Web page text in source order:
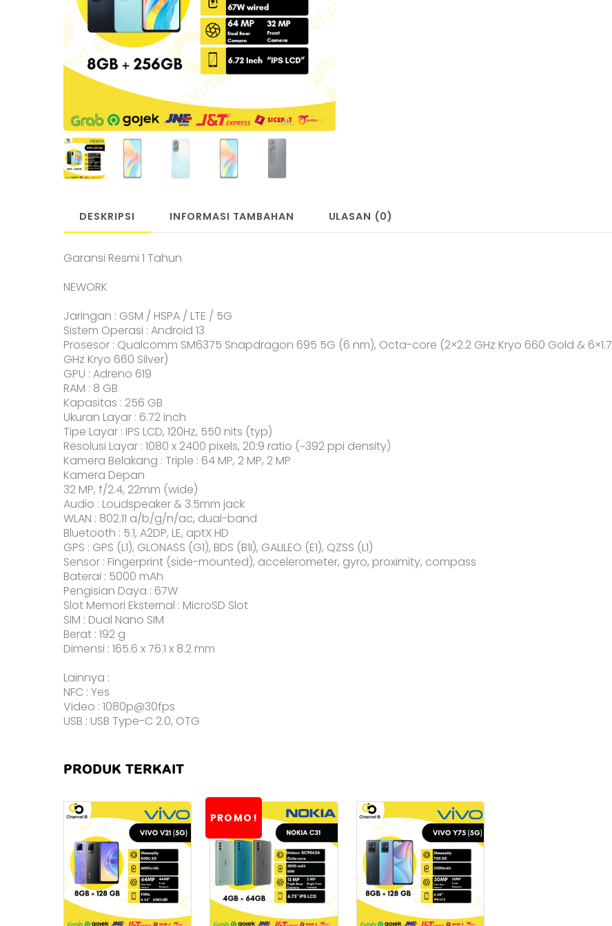
DESKRIPSI INFORMASI TAMBAHAN ULASAN (0)
Garansi Resmi 1 Tahun
NEWORK
Jaringan : GSM / HSPA / LTE / 5G
Sistem Operasi : Android 13
Prosesor : Qualcomm SM6375 Snapdragon 695 5G (6 nm), Octa-core (2×2.2 GHz Kryo 660 Gold & 6×1.7
GHz Kryo 660 Silver)
GPU : Adreno 619
RAM : 8 GB
Kapasitas : 256 GB
Ukuran Layar : 6.72 inch
Tipe Layar : IPS LCD, 120Hz, 550 nits (typ)
Resolusi Layar : 1080 x 2400 pixels, 20:9 ratio (~392 ppi density)
Kamera Belakang : Triple : 64 MP, 2 MP, 2 MP
Kamera Depan
32 MP, f/2.4, 22mm (wide)
Audio : Loudspeaker & 3.5mm jack
WLAN : 802.11 a/b/g/n/ac, dual-band
Bluetooth : 5.1, A2DP, LE, aptX HD
GPS : GPS (L1), GLONASS (G1), BDS (B1I), GALILEO (E1), QZSS (L1)
Sensor : Fingerprint (side-mounted), accelerometer, gyro, proximity, compass
Baterai : 5000 mAh
Pengisian Daya : 67W
Slot Memori Eksternal : MicroSD Slot
SIM : Dual Nano SIM
Berat : 192 g
Dimensi : 165.6 x 76.1 x 8.2 mm
Lainnya :
NFC : Yes
Video : 1080p@30fps
USB : USB Type-C 2.0, OTG
PRODUK TERKAIT
PROMO!